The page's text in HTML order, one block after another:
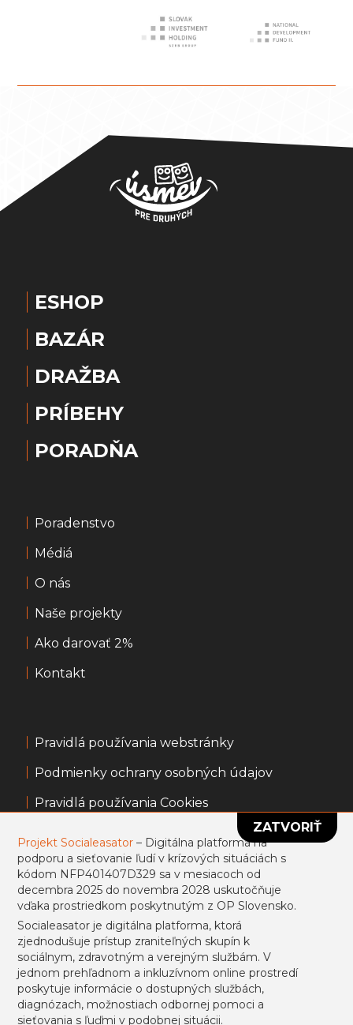
ZATVORIŤ
Projekt Socialeasator – Digitálna platforma na
podporu a sieťovanie ľudí v krízových situáciách s
kódom NFP401407D329 sa v mesiacoch od
decembra 2025 do novembra 2028 uskutočňuje
vďaka prostriedkom poskytnutým z OP Slovensko.
Socialeasator je digitálna platforma, ktorá
zjednodušuje prístup zraniteľných skupín k
sociálnym, zdravotným a verejným službám. V
jednom prehľadnom a inkluzívnom online prostredí
poskytuje informácie o dostupných službách,
diagnózach, možnostiach odbornej pomoci a
sieťovania s ľuďmi v podobnej situácii.
ESHOP
BAZÁR
DRAŽBA
PRÍBEHY
PORADŇA
Poradenstvo
Médiá
O nás
Naše projekty
Ako darovať 2%
Kontakt
Pravidlá používania webstránky
Podmienky ochrany osobných údajov
Pravidlá používania Cookies
Všeobecné obchodné podmienky
Informácie k portálu usmevpredruhych.sk
Projekt sa uskutočňuje vďaka prostriedkom
poskytnutým z ESF.
Prihlásiť sa Registrovať